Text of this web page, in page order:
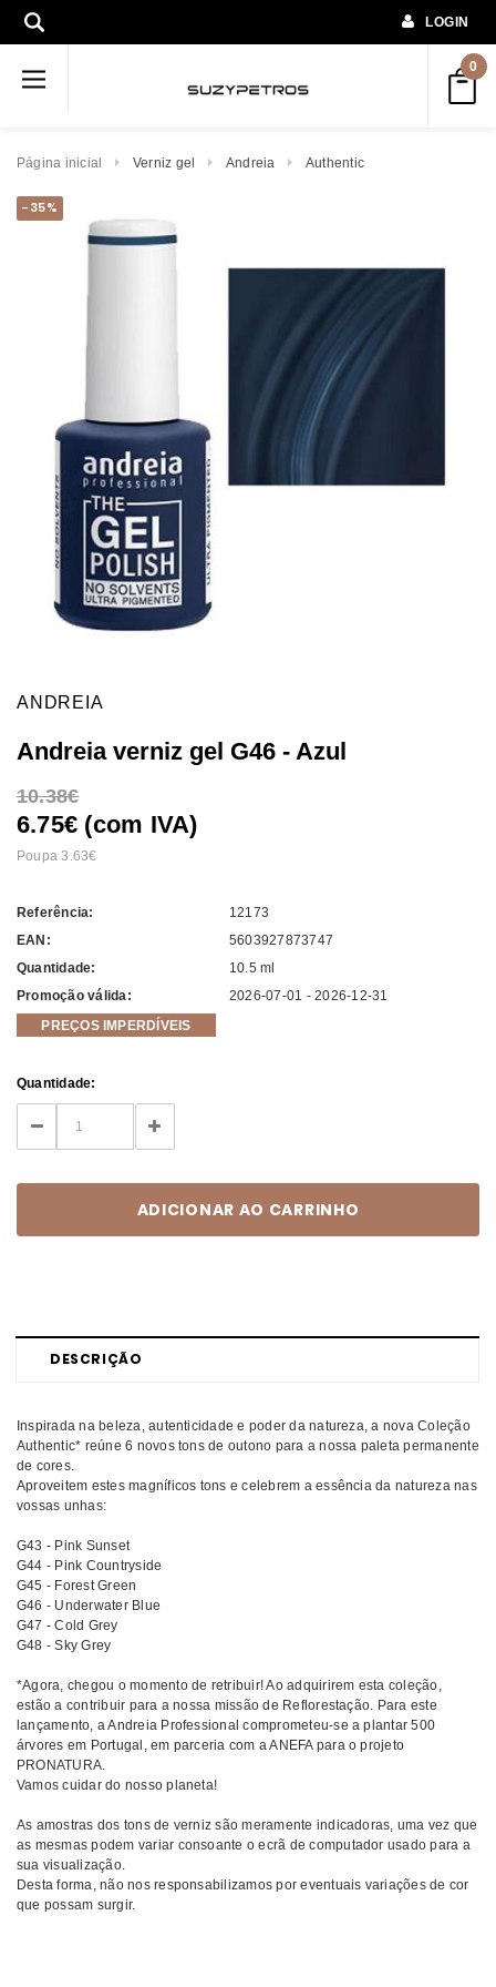
LOGIN
0
Página inicial Verniz gel Andreia Authentic
-35%
ANDREIA
Andreia verniz gel G46 - Azul
10.38
6.75€ (com IVA)
Poupa 3.63
Referência:
12173
EAN:
5603927873747
Quantidade:
10.5 ml
Promoção válida:
2026-07-01 - 2026-12-31
PREÇOS IMPERDÍVEIS
Current
Stock:
Quantidade:
DECREASE
QUANTITY:
INCREASE
QUANTITY:
DESCRIÇÃO
Inspirada na beleza, autenticidade e poder da natureza, a nova Coleção
Authentic* reúne 6 novos tons de outono para a nossa paleta permanente
de cores.
Aproveitem estes magníficos tons e celebrem a essência da natureza nas
vossas unhas:
G43 - Pink Sunset
G44 - Pink Countryside
G45 - Forest Green
G46 - Underwater Blue
G47 - Cold Grey
G48 - Sky Grey
*Agora, chegou o momento de retribuir! Ao adquirirem esta coleção,
estão a contribuir para a nossa missão de Reflorestação. Para este
lançamento, a Andreia Professional comprometeu-se a plantar 500
rvores em Portugal, em parceria com a ANEFA para o projeto
PRONATURA.
Vamos cuidar do nosso planeta!
As amostras dos tons de verniz são meramente indicadoras, uma vez que
as mesmas podem variar consoante o ecrã de computador usado para a
sua visualização.
Desta forma, não nos responsabilizamos por eventuais variações de cor
que possam surgir.